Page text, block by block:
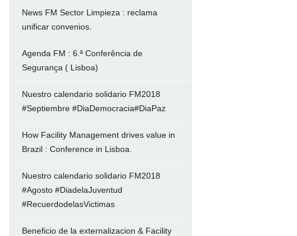
News FM Sector Limpieza : reclama
unificar convenios.
Agenda FM : 6.ª Conferência de
Segurança ( Lisboa)
Nuestro calendario solidario FM2018
#Septiembre #DiaDemocracia#DiaPaz
How Facility Management drives value in
Brazil : Conference in Lisboa.
Nuestro calendario solidario FM2018
#Agosto #DiadelaJuventud
#RecuerdodelasVictimas
Beneficio de la externalizacion & Facility